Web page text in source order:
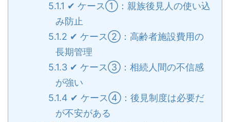
5.1.1 ✔ ケース①：親族後見人の使い込
み防止
5.1.2 ✔ ケース②：高齢者施設費用の
長期管理
5.1.3✔ ケース③：相続人間の不信感
が強い
5.1.4 ✔ ケース④：後見制度は必要だ
が不安がある